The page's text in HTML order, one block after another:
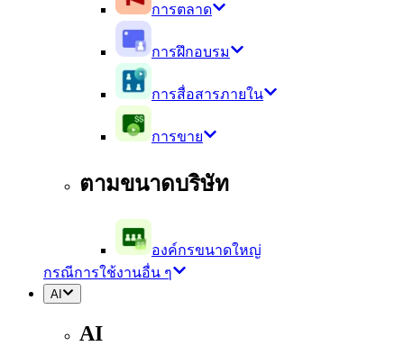
การตลาด
การฝึกอบรม
การสื่อสารภายใน
การขาย
ตามขนาดบริษัท
องค์กรขนาดใหญ่
กรณีการใช้งานอื่น ๆ
AI
AI